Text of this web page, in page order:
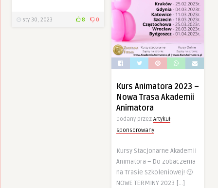
sty 30, 2023 8 0
Kurs Animatora 2023 –
Nowa Trasa Akademii
Animatora
Dodany przez Artykuł
sponsorowany
Kursy Stacjonarne Akademii
Animatora – Do zobaczenia
na Trasie Szkoleniowej! 🙂
NOWE TERMINY 2023 […]